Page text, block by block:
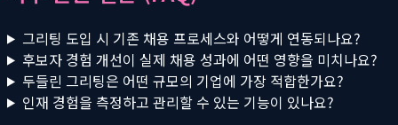
그리팅 도입 시 기존 채용 프로세스와 어떻게 연동되나요?
후보자 경험 개선이 실제 채용 성과에 어떤 영향을 미치나요?
두들린 그리팅은 어떤 규모의 기업에 가장 적합한가요?
인재 경험을 측정하고 관리할 수 있는 기능이 있나요?